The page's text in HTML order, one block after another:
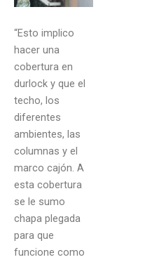
“Esto implico
hacer una
cobertura en
durlock y que el
techo, los
diferentes
ambientes, las
columnas y el
marco cajón. A
esta cobertura
se le sumo
chapa plegada
para que
funcione como